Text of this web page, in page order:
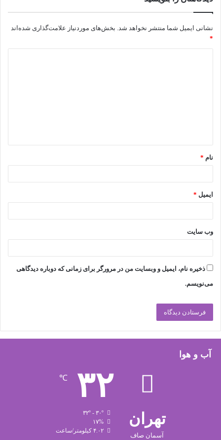
نشانی ایمیل شما منتشر نخواهد شد. بخش‌های موردنیاز علامت‌گذاری شده‌اند
*
*
نام *
ایمیل *
وب‌ سایت
ذخیره نام، ایمیل و وبسایت من در مرورگر برای زمانی که دوباره دیدگاهی
می‌نویسم.
آب و هوا
تهران
آسمان صاف
۳۲ ℃
۳۲º - ۳۰º
۱۷%
۴.۰۲ کیلومتر/ساعت